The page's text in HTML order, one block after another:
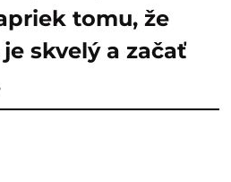
tomu, že
skvelý a začať